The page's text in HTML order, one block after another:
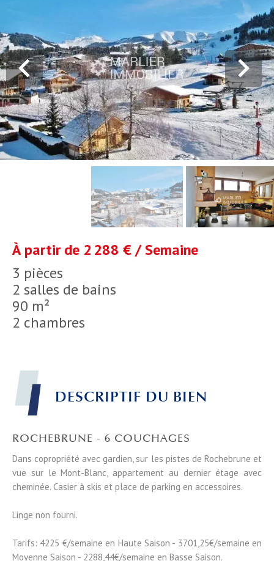
3 pièces
2 salles de bains
90 m²
2 chambres
À partir de 2 288 € / Semaine
DESCRIPTIF DU BIEN
ROCHEBRUNE - 6 COUCHAGES
Dans copropriété avec gardien, sur les pistes de Rochebrune et
vue sur le Mont-Blanc, appartement au dernier étage avec
cheminée. Casier à skis et place de parking en accessoires.
Linge non fourni.
Tarifs: 4225 €/semaine en Haute Saison - 3701,25€/semaine en
Moyenne Saison - 2288,44€/semaine en Basse Saison.